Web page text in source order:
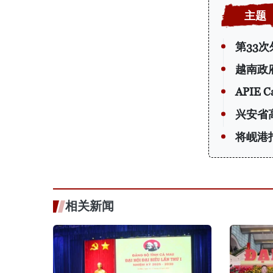
第33次
越南政
APIE
兴安省
将岘港
相关新闻